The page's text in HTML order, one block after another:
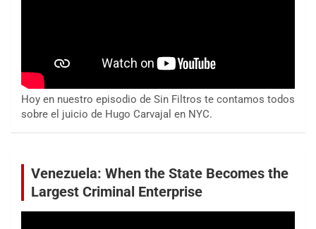
Hoy en nuestro episodio de Sin Filtros te contamos todos
sobre el juicio de Hugo Carvajal en NYC.
Venezuela: When the State Becomes the
Largest Criminal Enterprise